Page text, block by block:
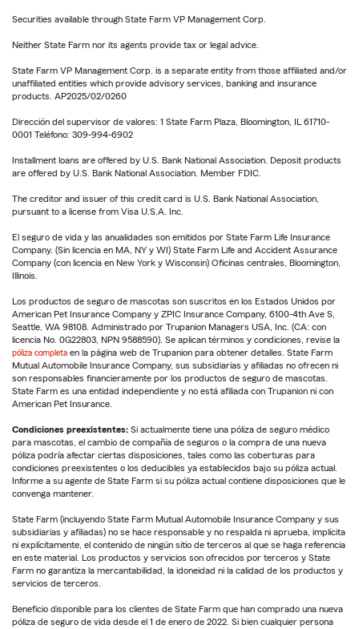
Securities available through State Farm VP Management Corp.
Neither State Farm nor its agents provide tax or legal advice.
State Farm VP Management Corp. is a separate entity from those affiliated and/or
unaffiliated entities which provide advisory services, banking and insurance
products. AP2025/02/0260
Dirección del supervisor de valores: 1 State Farm Plaza, Bloomington, IL 61710-
0001 Teléfono: 309-994-6902
Installment loans are offered by U.S. Bank National Association. Deposit products
are offered by U.S. Bank National Association. Member FDIC.
The creditor and issuer of this credit card is U.S. Bank National Association,
pursuant to a license from Visa U.S.A. Inc.
El seguro de vida y las anualidades son emitidos por State Farm Life Insurance
Company. (Sin licencia en MA, NY y WI) State Farm Life and Accident Assurance
Company (con licencia en New York y Wisconsin) Oficinas centrales, Bloomington,
Illinois.
Los productos de seguro de mascotas son suscritos en los Estados Unidos por
American Pet Insurance Company y ZPIC Insurance Company, 6100-4th Ave S,
Seattle, WA 98108. Administrado por Trupanion Managers USA, Inc. (CA: con
licencia No. 0G22803, NPN 9588590). Se aplican términos y condiciones, revise la
póliza completa en la página web de Trupanion para obtener detalles. State Farm
Mutual Automobile Insurance Company, sus subsidiarias y afiliadas no ofrecen ni
son responsables financieramente por los productos de seguro de mascotas.
State Farm es una entidad independiente y no está afiliada con Trupanion ni con
American Pet Insurance.
Condiciones preexistentes: Si actualmente tiene una póliza de seguro médico
para mascotas, el cambio de compañía de seguros o la compra de una nueva
póliza podría afectar ciertas disposiciones, tales como las coberturas para
condiciones preexistentes o los deducibles ya establecidos bajo su póliza actual.
Informe a su agente de State Farm si su póliza actual contiene disposiciones que le
convenga mantener.
State Farm (incluyendo State Farm Mutual Automobile Insurance Company y sus
subsidiarias y afiliadas) no se hace responsable y no respalda ni aprueba, implícita
ni explícitamente, el contenido de ningún sitio de terceros al que se haga referencia
en este material. Los productos y servicios son ofrecidos por terceros y State
Farm no garantiza la mercantabilidad, la idoneidad ni la calidad de los productos y
servicios de terceros.
Beneficio disponible para los clientes de State Farm que han comprado una nueva
póliza de seguro de vida desde el 1 de enero de 2022. Si bien cualquier persona